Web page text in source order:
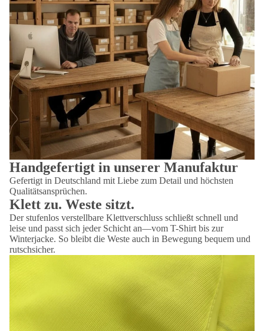
Handgefertigt in unserer Manufaktur
Gefertigt in Deutschland mit Liebe zum Detail und höchsten
Qualitätsansprüchen.
Klett zu. Weste sitzt.
Der stufenlos verstellbare Klettverschluss schließt schnell und
leise und passt sich jeder Schicht an—vom T-Shirt bis zur
Winterjacke. So bleibt die Weste auch in Bewegung bequem und
rutschsicher.